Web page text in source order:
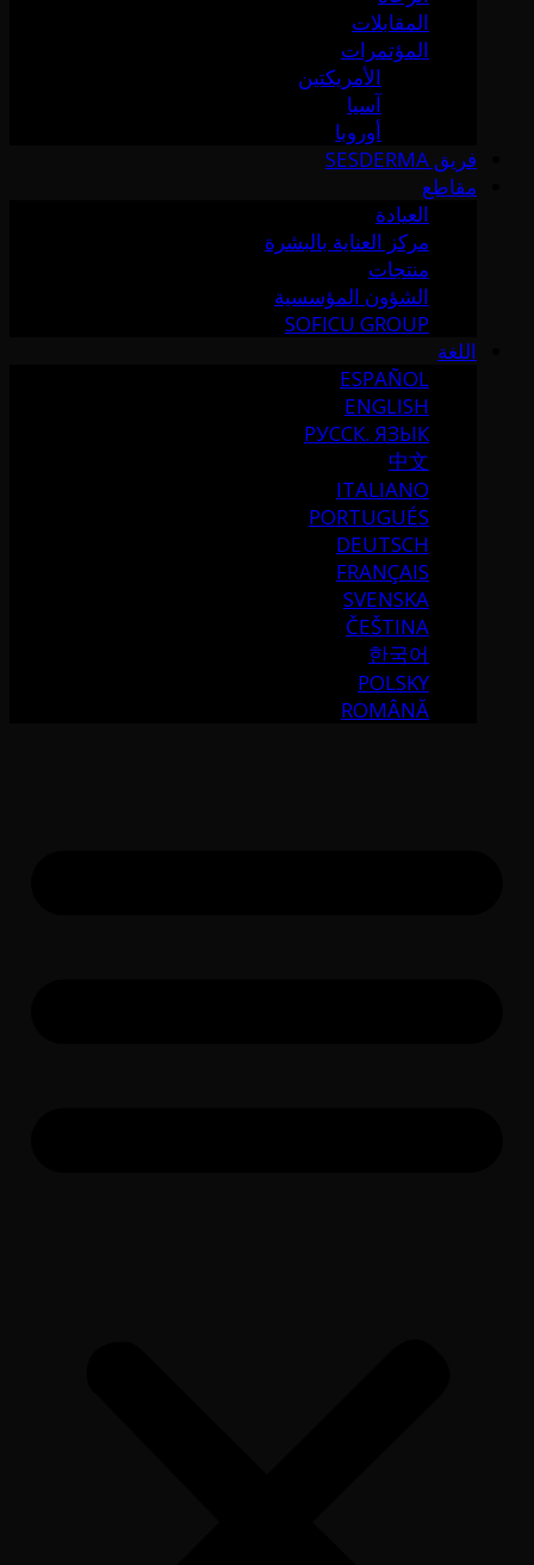
المقابلات
المؤتمرات
الأمريكتين
آسيا
أوروبا
فريق SESDERMA
مقاطع
العيادة
مركز العناية بالبشرة
منتجات
الشؤون المؤسسية
SOFICU GROUP
اللغة
ESPAÑOL
ENGLISH
РУССК. ЯЗЫК
中文
ITALIANO
PORTUGUÉS
DEUTSCH
FRANÇAIS
SVENSKA
ČEŠTINA
한국어
POLSKY
ROMÂNĂ